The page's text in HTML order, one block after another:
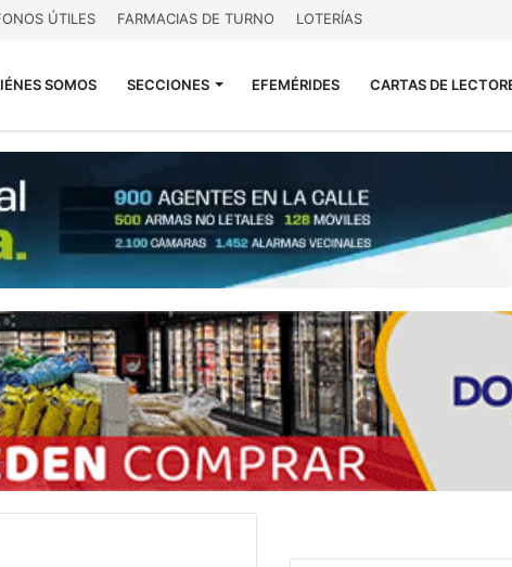
ÚTILES FARMACIAS DE TURNO LOTERÍAS
SOMOS SECCIONES EFEMÉRIDES CARTAS DE